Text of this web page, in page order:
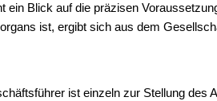
Blick auf die präzisen
ist, ergibt sich aus dem
ist einzeln zur Stellung des